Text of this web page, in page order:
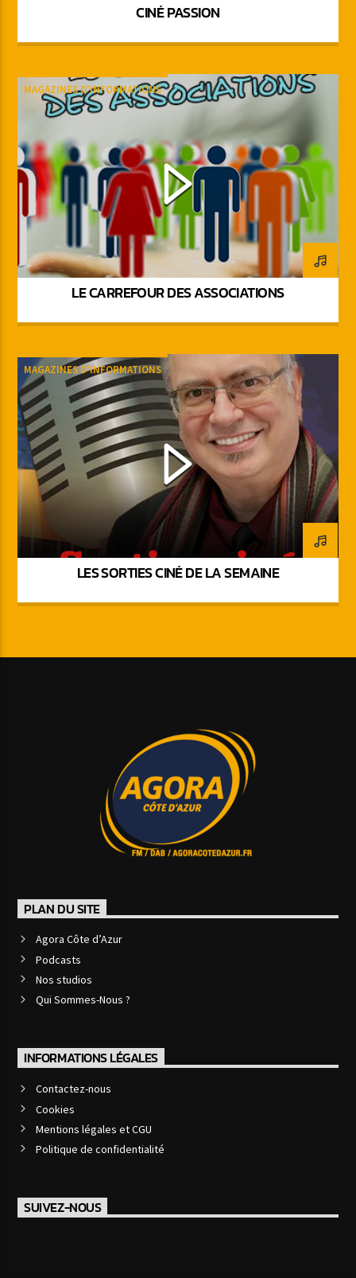
CINÉ PASSION
MAGAZINES D'INFORMATIONS
LE CARREFOUR DES ASSOCIATIONS
MAGAZINES D'INFORMATIONS
LES SORTIES CINÉ DE LA SEMAINE
PLAN DU SITE
Agora Côte d’Azur
Podcasts
Nos studios
Qui Sommes-Nous ?
INFORMATIONS LÉGALES
Contactez-nous
Cookies
Mentions légales et CGU
Politique de confidentialité
SUIVEZ-NOUS